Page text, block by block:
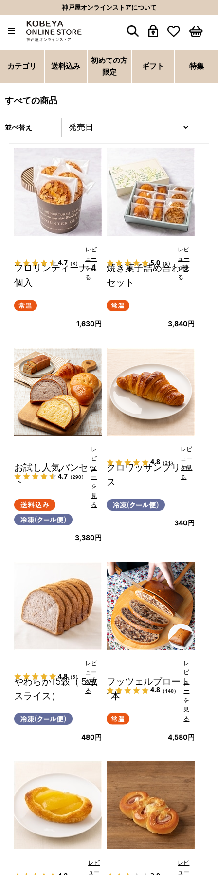
神戸屋オンラインストアについて
カテゴリ 送料込み
初めての方
限定
ギフト 特集
すべての商品
並べ替え
フロリンティーナ 4
個入
4.7 （3）
レビ
ュー
を見
る
1,630円
焼き菓子詰め合わせ
セット
5.0 （5）
レビ
ュー
を見
る
3,840円
お試し人気パンセッ
ト
4.7 （290）
レ
ビ
ュ
ー
を
見
る
3,380円
クロワッサンプリュ
ス
4.8 （21）
レビ
ュー
を見
る
340円
やわらか15穀（５枚
スライス）
4.8（5）
レビ
ュー
を見
る
480円
フッツェルブロート
1本
4.8 （140）
レ
ビ
ュ
ー
を
見
る
4,580円
レビ
ュー
レビ
ュー